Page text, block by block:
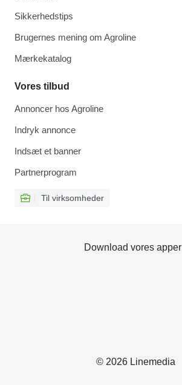
Sikkerhedstips
Brugernes mening om Agroline
Mærkekatalog
Vores tilbud
Annoncer hos Agroline
Indryk annonce
Indsæt et banner
Partnerprogram
Til virksomheder
© 2026 Linemedia
Download vores apper